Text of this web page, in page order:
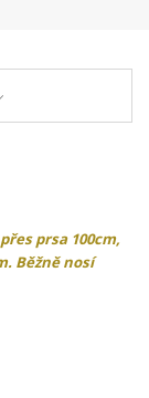
prsa 100cm,
Běžně nosí